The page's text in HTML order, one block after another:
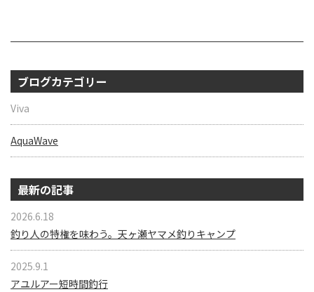
ブログカテゴリー
Viva
AquaWave
最新の記事
2026.6.18
釣り人の特権を味わう。天ヶ瀬ヤマメ釣りキャンプ
2025.9.1
アユルアー短時間釣行